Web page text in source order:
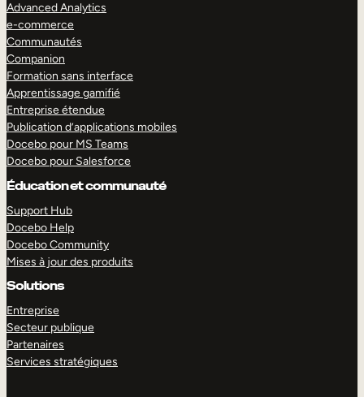
Advanced Analytics
e-commerce
Communautés
Companion
Formation sans interface
Apprentissage gamifié
Entreprise étendue
Publication d’applications mobiles
Docebo pour MS Teams
Docebo pour Salesforce
Éducation et communauté
Support Hub
Docebo Help
Docebo Community
Mises à jour des produits
Solutions
Entreprise
Secteur publique
Partenaires
Services stratégiques